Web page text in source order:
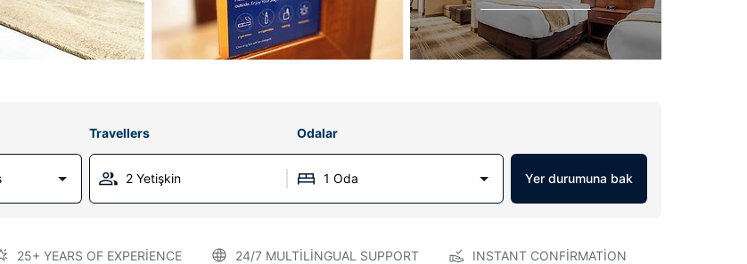
Travellers Odalar
2 Yetişkin 1 Oda Yer durumuna bak
25+ YEARS OF EXPERIENCE 24/7 MULTILINGUAL SUPPORT INSTANT CONFIRMATION